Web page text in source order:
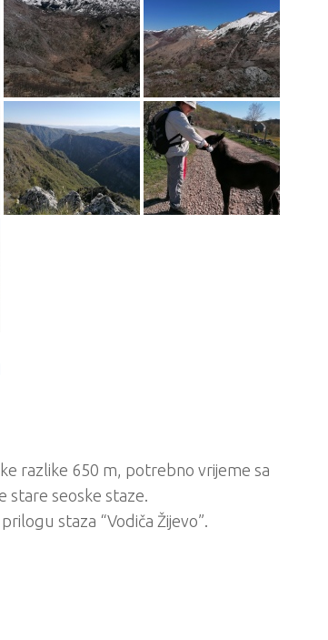
razlike 650 m, potrebno vrijeme sa
stare seoske staze.
staza “Vodiča Žijevo”.